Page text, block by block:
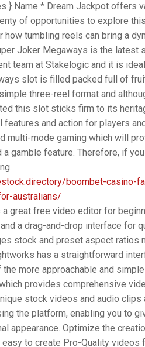
} Name * Dream Jackpot offers
of opportunities to explore
how tumbling reels can bring a
Joker Megaways is the latest
team at Stakelogic and it is
slot is filled packed full of
three-reel format and
this slot sticks firm to its
features and action for players
multi-mode gaming which will
a gamble feature. Therefore, if
boombet-casino-
australians/
a great free video editor for
a drag-and-drop interface for
stock and preset aspect ratios
has a straightforward
the more approachable and
provides comprehensive
stock videos and audio
the platform, enabling you to
appearance. Optimize the
easy to create Pro-Quality videos